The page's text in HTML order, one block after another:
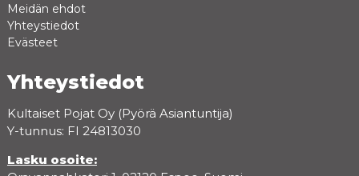
Meidän ehdot
Yhteystiedot
Evästeet
Yhteystiedot
Kultaiset Pojat Oy (Pyörä Asiantuntija)
Y-tunnus: FI 24813030
Lasku osoite: